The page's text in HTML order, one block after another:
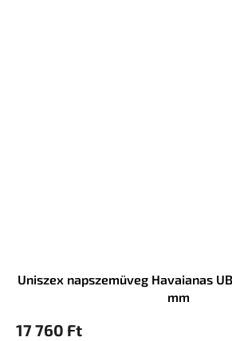
Uniszex napszemüveg Havaianas
mm
17 760 Ft